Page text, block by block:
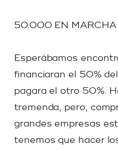
50.000 EN MARCHA
Esperábamos
financiaran el 50%
pagara el otro 50%.
tremenda, pero,
grandes empresas
tenemos que hacer